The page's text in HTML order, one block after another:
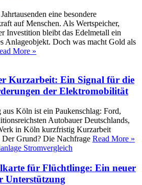
eine besondere
auf Menschen. Als Wertspeicher,
Investition bleibt das Edelmetall ein
Anlageobjekt. Doch was macht Gold als
More »
Kurzarbeit: Ein Signal für die
der Elektromobilität
Köln ist ein Paukenschlag: Ford,
Autobauer Deutschlands,
in Köln kurzfristig Kurzarbeit
Der Grund? Die Nachfrage Read More »
für Flüchtlinge: Ein neuer
Unterstützung